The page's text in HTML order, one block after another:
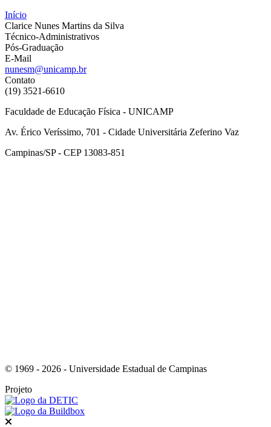
Início
Clarice Nunes Martins da Silva
Técnico-Administrativos
Pós-Graduação
E-Mail
nunesm@unicamp.br
Contato
(19) 3521-6610
Faculdade de Educação Física - UNICAMP
Av. Érico Veríssimo, 701 - Cidade Universitária Zeferino Vaz
Campinas/SP - CEP 13083-851
© 1969 - 2026 - Universidade Estadual de Campinas
Projeto